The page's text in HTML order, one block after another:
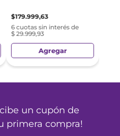
$179.999,63
6 cuotas sin interés de
$ 29.999,93
Agregar
un cupón de
primera compra!